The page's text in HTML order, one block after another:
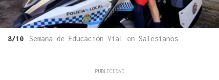
8/10 Semana de Educación Vial en Salesianos